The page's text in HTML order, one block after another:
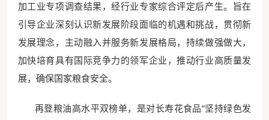
加工业专项调查结果，经行业专家综合评定后产生。旨在
引导企业深刻认识新发展阶段面临的机遇和挑战，贯彻新
发展理念，主动融入并服务新发展格局，持续做强做大，
加快培育具有国际竞争力的领军企业，推动行业高质量发
展，确保国家粮食安全。
再登粮油高水平双榜单，是对长寿花食品“坚持绿色发